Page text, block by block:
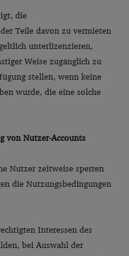
die
Teile davon zu vermieten
unterlizenzieren,
Weise zugänglich zu
stellen, wenn keine
wurde, die eine solche
Nutzer-Accounts
Nutzer zeitweise sperren
die Nutzungsbedingungen
Interessen des
bei Auswahl der